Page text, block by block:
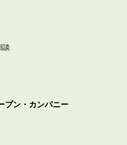
談
プン・カンパニー